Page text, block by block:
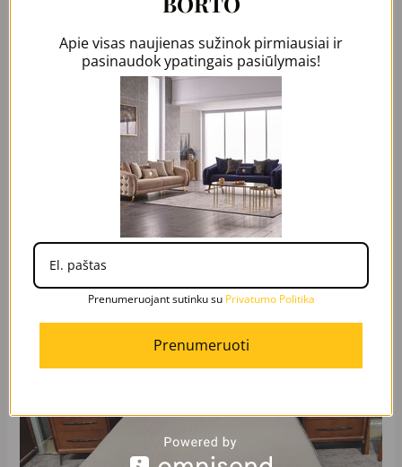
MODENA spinta 3-jų durų
Apie visas naujienas sužinok pirmiausiai ir
pasinaudok ypatingais pasiūlymais!
Prenumeruojant sutinku su Privatumo Politika
Prenumeruoti